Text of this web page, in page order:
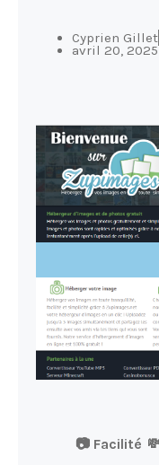
Cyprien Gillet
avril 20, 2025
📷 Facilité